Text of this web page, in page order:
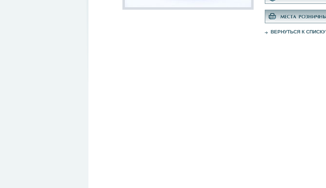
ВЕРНУТЬСЯ К СПИСКУ